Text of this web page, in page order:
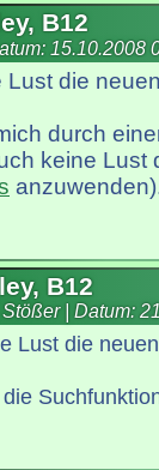
B12
15.10.2008
Lust die
durch
keine Lust
B12
| Datum:
Lust die